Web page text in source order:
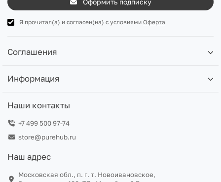
Оформить подписку
Я прочитал(а) и согласен(на) с условиями Оферта
Соглашения
Информация
Наши контакты
+7 499 500 97-74
store@purehub.ru
Наш адрес
Московская обл., п. г. т. Новоивановское,